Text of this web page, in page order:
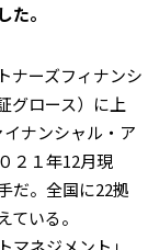
。
ナーズフィナンシ
グロース）に上
ナンシャル・ア
２１年12月現
だ。全国に22拠
いる。